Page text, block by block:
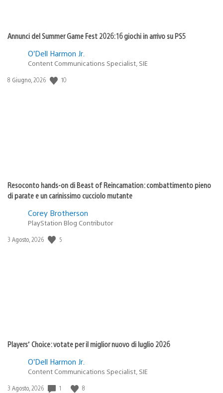
Annunci del Summer Game Fest 2026: 16 giochi in arrivo su PS5
O’Dell Harmon Jr.
Content Communications Specialist, SIE
Data
8 Giugno, 2026 10
Resoconto hands-on di Beast of Reincarnation: combattimento pieno
di parate e un carinissimo cucciolo mutante
Corey Brotherson
PlayStation Blog Contributor
Data
3 Agosto, 2026 5
Players’ Choice: votate per il miglior nuovo di luglio 2026
O’Dell Harmon Jr.
Content Communications Specialist, SIE
Data
3 Agosto, 2026 1 8